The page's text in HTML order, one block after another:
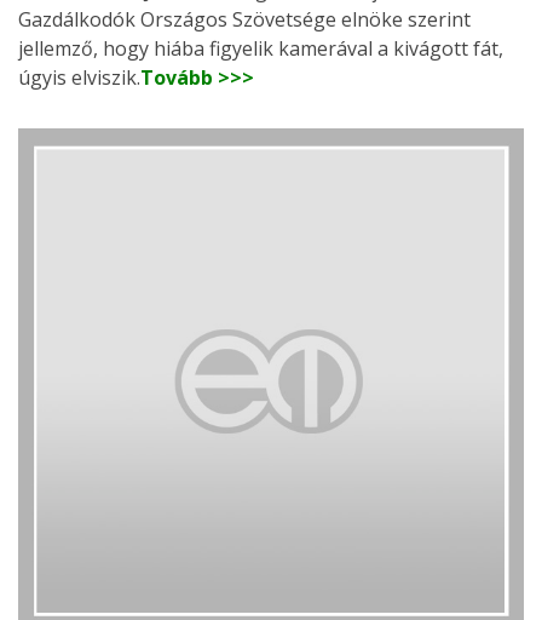
Gazdálkodók Országos Szövetsége elnöke szerint
jellemző, hogy hiába figyelik kamerával a kivágott fát,
úgyis elviszik.Tovább >>>